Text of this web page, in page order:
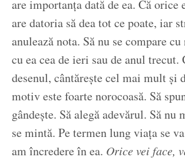
are importanța dată de ea. Că orice
are datoria să dea tot ce poate, iar
anulează nota. Să nu se compare
cu ea cea de ieri sau de anul trecut.
desenul, cântărește cel mai mult și
motiv este foarte norocoasă. Să
gândește. Să alegă adevărul. Să nu
se mintă. Pe termen lung viața se
am încredere în ea. Orice vei face,